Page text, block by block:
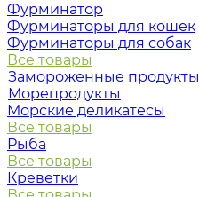
Фурминатор
Фурминаторы для кошек
Фурминаторы для собак
Все товары
Замороженные продукты
Морепродукты
Морские деликатесы
Все товары
Рыба
Все товары
Креветки